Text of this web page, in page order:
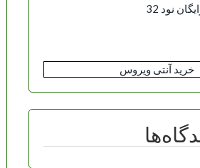
نود 32
خرید آنتی ویروس